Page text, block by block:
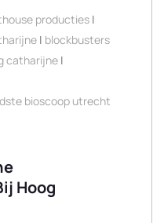
producties |
| blockbusters
catharijne |
bioscoop utrecht
Hoog